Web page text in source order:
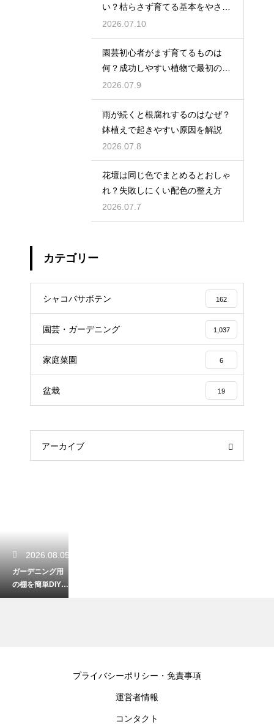
い？枯らさず育てる基本をやさし
く紹介
2026.07.10
園芸初心者がまず育てるものは
何？成功しやすい植物で最初の一
歩を踏み出そう
2026.07.9
雨が続くと根腐れするのはなぜ？
鉢植えで起きやすい原因を解説
2026.07.8
花壇は同じ色でまとめるとおしゃ
れ？失敗しにくい配色の整え方
2026.07.7
カテゴリー
シャコバサボテン 162
園芸・ガーデニング 1,037
家庭菜園 6
盆栽 19
アーカイブ
2026.08.05
ガーデニング用
の棚を簡単DIY！
おしゃれで便利
プライバシーポリシー・免責事項
運営者情報
コンタクト